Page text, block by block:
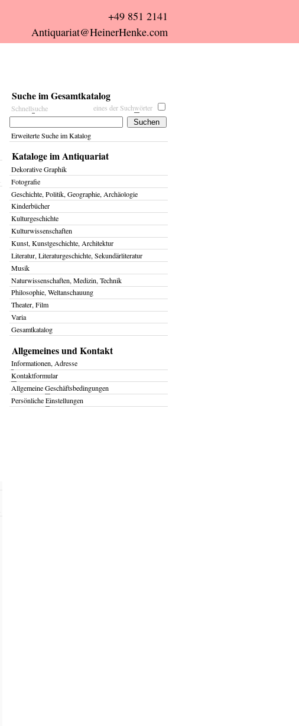
Suche im Gesamtkatalog
eines der Suchwörter
Schnellsuche
Erweiterte Suche im Katalog
Kataloge im Antiquariat
Dekorative Graphik
Fotografie
Geschichte, Politik, Geographie, Archäologie
Kinderbücher
Kulturgeschichte
Kulturwissenschaften
Kunst, Kunstgeschichte, Architektur
Literatur, Literaturgeschichte, Sekundärliteratur
Musik
Naturwissenschaften, Medizin, Technik
Philosophie, Weltanschauung
Theater, Film
Varia
Gesamtkatalog
Allgemeines und Kontakt
Informationen, Adresse
Kontaktformular
AllgemeineGeschäftsbedingungen
PersönlicheEinstellungen
+49 851 2141
Antiquariat@HeinerHenke.com